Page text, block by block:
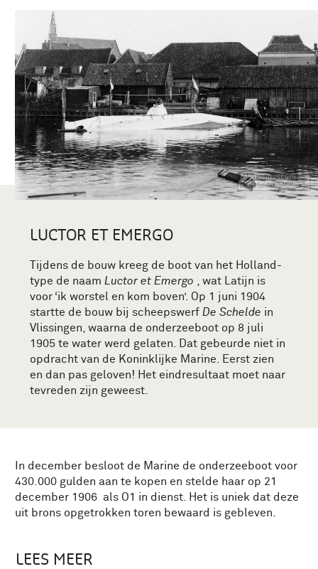
LUCTOR ET EMERGO
Tijdens de bouw kreeg de boot van het Holland-
type de naam Luctor et Emergo
, wat Latijn is
voor ‘ik worstel en kom boven’. Op 1 juni 1904
startte de bouw bij scheepswerf De Schelde in
Vlissingen, waarna de onderzeeboot op 8 juli
1905 te water werd gelaten. Dat gebeurde niet in
opdracht van de Koninklijke Marine. Eerst zien
en dan pas geloven! Het eindresultaat moet naar
tevreden zijn geweest.
In december besloot de Marine de onderzeeboot voor
430.000 gulden aan te kopen en stelde haar op 21
december 1906 als O1 in dienst. Het is uniek dat deze
uit brons opgetrokken toren bewaard is gebleven.
LEES MEER